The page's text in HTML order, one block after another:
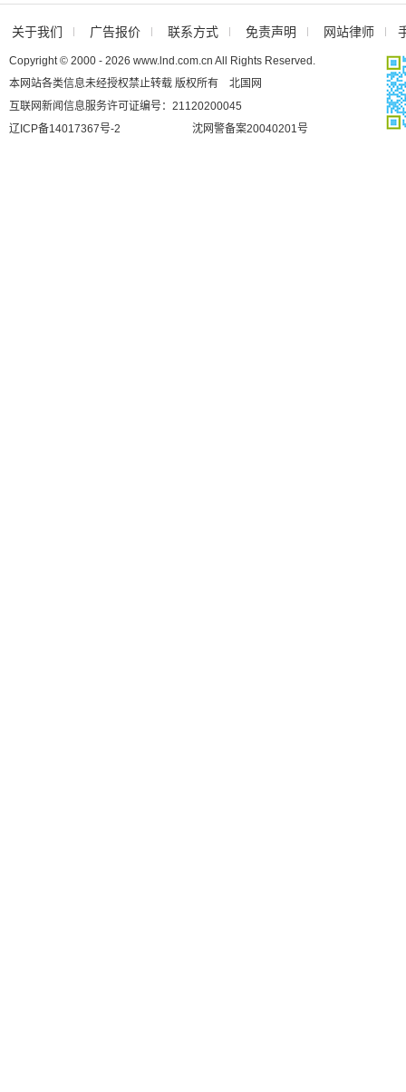
关于我们 广告报价 联系方式 免责声明 网站律师
Copyright © 2000 - 2026 www.lnd.com.cn All Rights Reserved.
本网站各类信息未经授权禁止转载 版权所有 北国网
互联网新闻信息服务许可证编号：21120200045
辽ICP备14017367号-2
沈网警备案20040201号